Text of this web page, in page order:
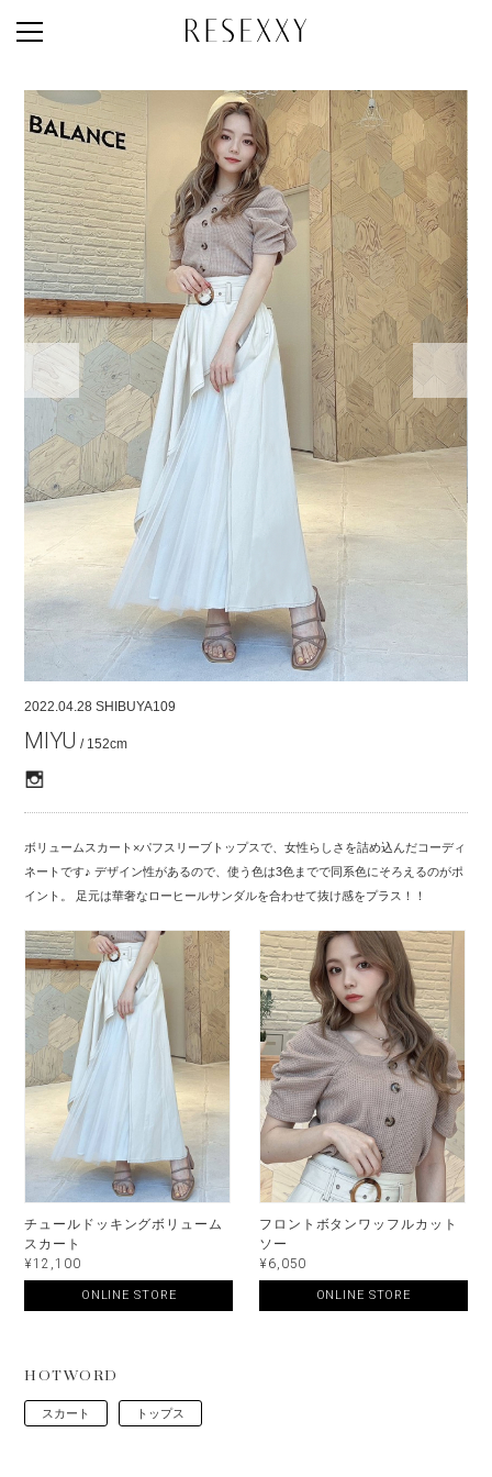
STAFF STYLE
2022.04.28 SHIBUYA109
MIYU / 152cm
ボリュームスカート×パフスリーブトップスで、女性らしさを詰め込んだコーディ
ネートです♪ デザイン性があるので、使う色は3色までで同系色にそろえるのがポ
イント。 足元は華奢なローヒールサンダルを合わせて抜け感をプラス！！
チュールドッキングボリューム
スカート
¥12,100
ONLINE STORE
フロントボタンワッフルカット
ソー
¥6,050
ONLINE STORE
HOTWORD
スカート トップス
NEWS
MAGAZINE
LOOK BOOK
NEW ARRIVAL
RANKING
STYLE PHOTO
ACCOUNT
SHOP LIST
CONCEPT
ONLINE STORE
COMPANY
CONTACT
RECRUIT
FOR BUSINESS PARTNER